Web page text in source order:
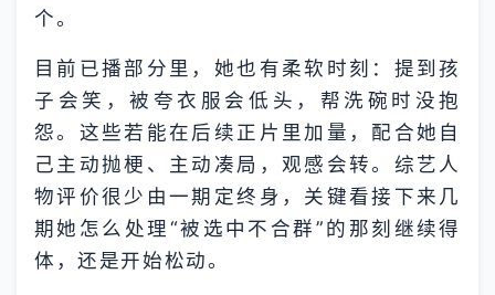
个。
目前已播部分里，她也有柔软时刻：提到孩
子会笑，被夸衣服会低头，帮洗碗时没抱
怨。这些若能在后续正片里加量，配合她自
己主动抛梗、主动凑局，观感会转。综艺人
物评价很少由一期定终身，关键看接下来几
期她怎么处理“被选中不合群”的那刻继续得
体，还是开始松动。